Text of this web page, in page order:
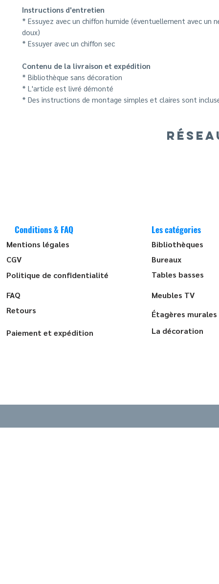
Instructions d'entretien
* Essuyez avec un chiffon humide (éventuellement avec un
doux)
* Essuyer avec un chiffon sec
Contenu de la livraison et expédition
* Bibliothèque sans décoration
* L'article est livré démonté
* Des instructions de montage simples et claires sont
Conditions & FAQ
Mentions légales
CGV
Politique de confidentialité
FAQ
Retours
Paiement et expédition
Les catégories
Bibliothèques
Bureaux
Tables basses
Meubles TV
Étagères murales
La décoration